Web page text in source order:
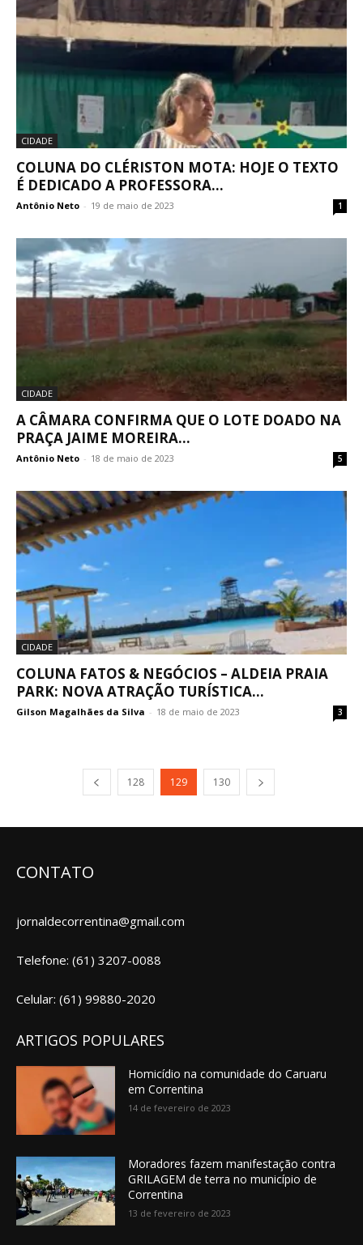
CIDADE
COLUNA DO CLÉRISTON MOTA: HOJE O TEXTO
É DEDICADO A PROFESSORA...
Antônio Neto - 19 de maio de 2023 1
CIDADE
A CÂMARA CONFIRMA QUE O LOTE DOADO NA
PRAÇA JAIME MOREIRA...
Antônio Neto - 18 de maio de 2023 5
CIDADE
COLUNA FATOS & NEGÓCIOS – ALDEIA PRAIA
PARK: NOVA ATRAÇÃO TURÍSTICA...
Gilson Magalhães da Silva - 18 de maio de 2023 3
128 129 130
CONTATO
jornaldecorrentina@gmail.com
Telefone: (61) 3207-0088
Celular: (61) 99880-2020
ARTIGOS POPULARES
Homicídio na comunidade do Caruaru
em Correntina
14 de fevereiro de 2023
Moradores fazem manifestação contra
GRILAGEM de terra no município de
Correntina
13 de fevereiro de 2023